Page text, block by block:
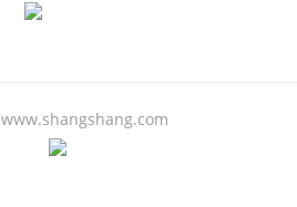
www.shangshang.com